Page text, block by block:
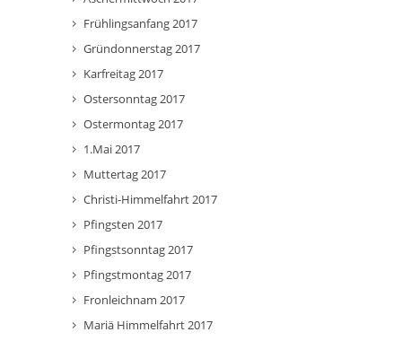
Frühlingsanfang 2017
Gründonnerstag 2017
Karfreitag 2017
Ostersonntag 2017
Ostermontag 2017
1.Mai 2017
Muttertag 2017
Christi-Himmelfahrt 2017
Pfingsten 2017
Pfingstsonntag 2017
Pfingstmontag 2017
Fronleichnam 2017
Mariä Himmelfahrt 2017